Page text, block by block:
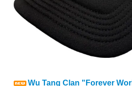
Wu Tang Clan "Forever